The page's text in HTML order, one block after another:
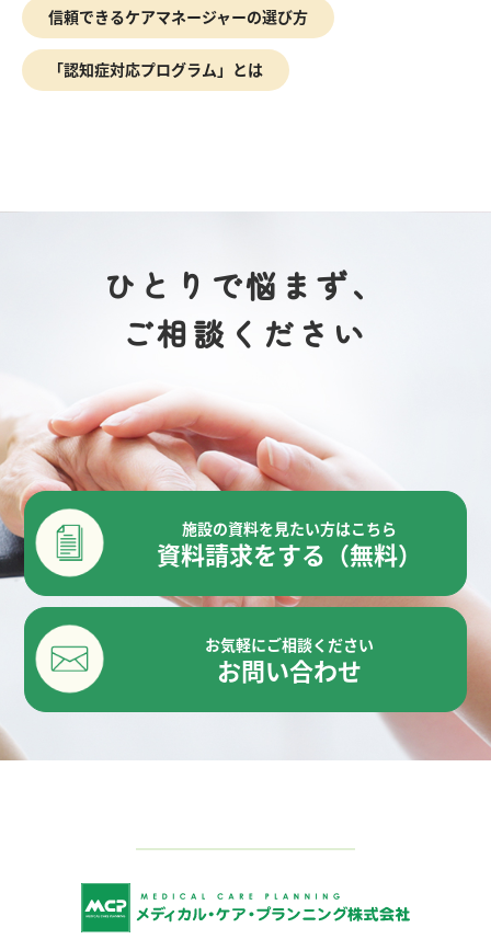
信頼できるケアマネージャーの選び方
「認知症対応プログラム」とは
ひとりで悩まず、
ご相談ください
施設の資料を見たい方はこちら
資料請求をする（無料）
お気軽にご相談ください
お問い合わせ